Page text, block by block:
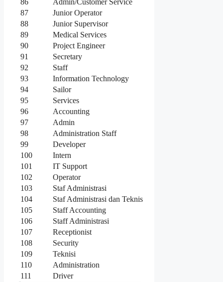
87
Junior Operator
88
Junior Supervisor
89
Medical Services
90
Project Engineer
91
Secretary
92
Staff
93
Information Technology
94
Sailor
95
Services
96
Accounting
97
Admin
98
Administration Staff
99
Developer
100
Intern
101
IT Support
102
Operator
103
Staf Administrasi
104
Staf Administrasi dan Teknis
105
Staff Accounting
106
Staff Administrasi
107
Receptionist
108
Security
109
Teknisi
110
Administration
111
Driver